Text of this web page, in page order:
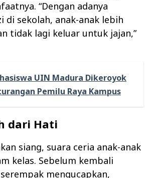
“Dengan adanya
di sekolah, anak-anak lebih
tidak lagi keluar untuk jajan,”
UIN Madura Dikeroyok
Pemilu Raya Kampus
dari Hati
siang, suara ceria anak-anak
kelas. Sebelum kembali
mengucapkan,